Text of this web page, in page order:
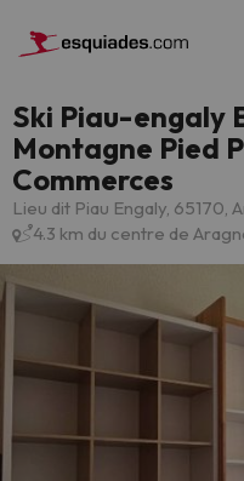
Ski Piau-engaly
Montagne Pied
Commerces
Lieu dit Piau Engaly, 65170,
4.3 km du centre de